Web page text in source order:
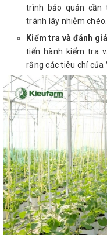
trình bảo quản cần
tránh lây nhiễm chéo.
Kiểm tra và đánh
tiến hành kiểm tra
rằng các tiêu chí của